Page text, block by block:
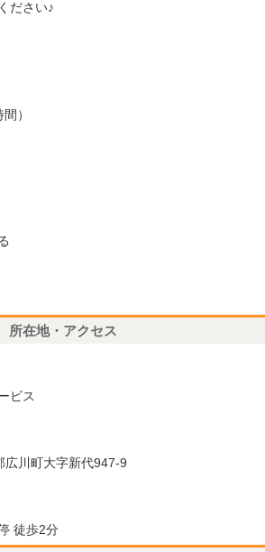
ださい♪
）
所在地・アクセス
ビス
川町大字新代947-9
徒歩2分